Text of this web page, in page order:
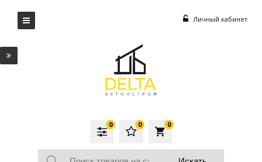
Личный кабинет
local_grocery_store
0
0
0